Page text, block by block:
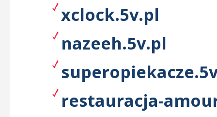
xclock.5v.pl
nazeeh.5v.pl
restauracja-